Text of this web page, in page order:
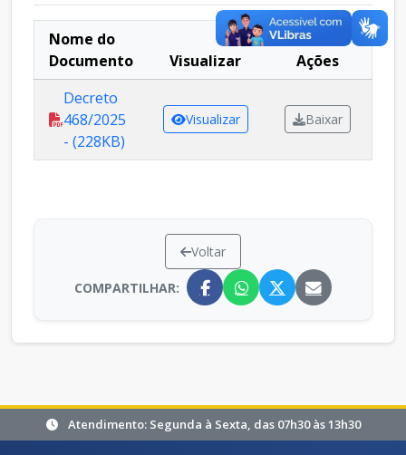
Nome do
Documento
Visualizar
Ações
Decreto
468/2025
- (228KB)
Visualizar Baixar
Voltar
COMPARTILHAR:
Atendimento: Segunda à Sexta, das 07h30 às 13h30